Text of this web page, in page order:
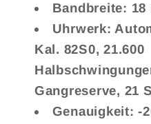
Bandbreite: 18
Uhrwerk:
Kal. 82S0, 21.600
Gangreserve, 21
Genauigkeit: -